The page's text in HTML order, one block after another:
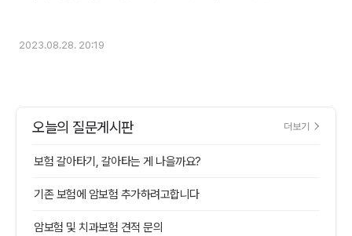
2023.08.28. 20:19
오늘의 질문게시판 더보기
보험 갈아타기, 갈아타는 게 나을까요?
기존 보험에 암보험 추가하려고합니다
암보험 및 치과보험 견적 문의